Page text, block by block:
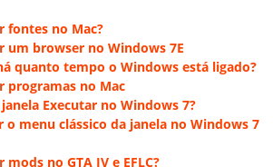
fontes no Mac?
um browser no Windows 7E
quanto tempo o Windows está ligado?
programas no Mac
Executar no Windows 7?
o menu clássico da janela no Windows 7
no GTA IV e EFLC?